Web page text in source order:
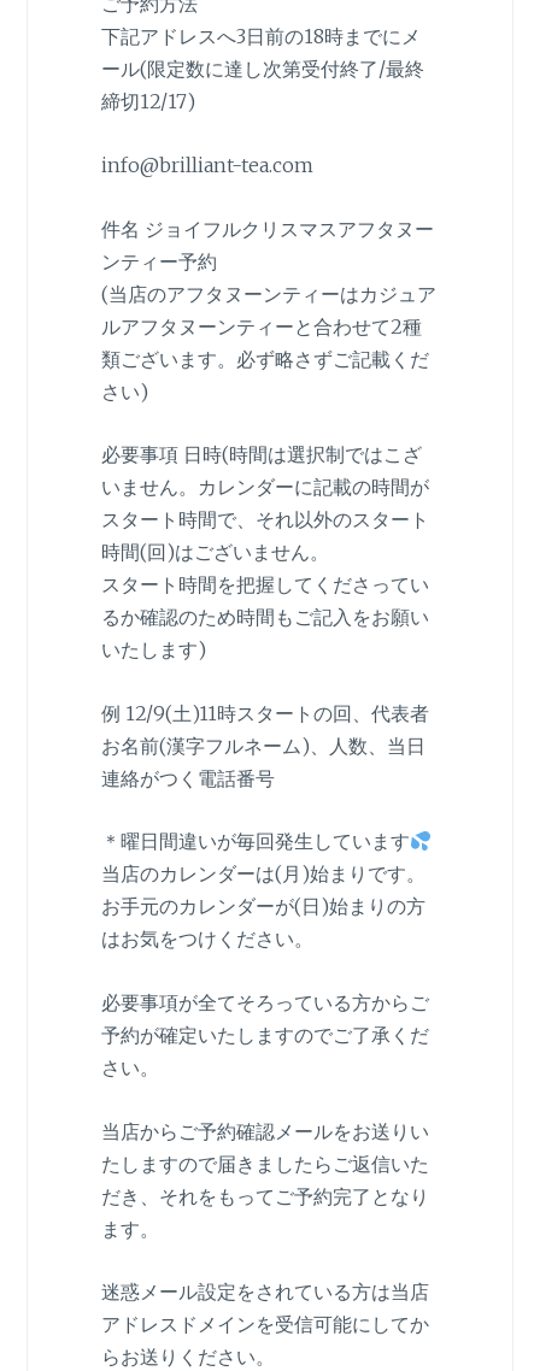
下記アドレスへ3日前の18時までにメ
ール(限定数に達し次第受付終了/最終
締切12/17)
info@brilliant-tea.com
件名 ジョイフルクリスマスアフタヌー
ンティー予約
(当店のアフタヌーンティーはカジュア
ルアフタヌーンティーと合わせて2種
類ございます。必ず略さずご記載くだ
さい)
必要事項 日時(時間は選択制ではこざ
いません。カレンダーに記載の時間が
スタート時間で、それ以外のスタート
時間(回)はございません。
スタート時間を把握してくださってい
るか確認のため時間もご記入をお願い
いたします)
例 12/9(土)11時スタートの回、代表者
お名前(漢字フルネーム)、人数、当日
連絡がつく電話番号
＊曜日間違いが毎回発生しています
当店のカレンダーは(月)始まりです。
お手元のカレンダーが(日)始まりの方
はお気をつけください。
必要事項が全てそろっている方からご
予約が確定いたしますのでご了承くだ
さい。
当店からご予約確認メールをお送りい
たしますので届きましたらご返信いた
だき、それをもってご予約完了となり
ます。
迷惑メール設定をされている方は当店
アドレスドメインを受信可能にしてか
らお送りください。